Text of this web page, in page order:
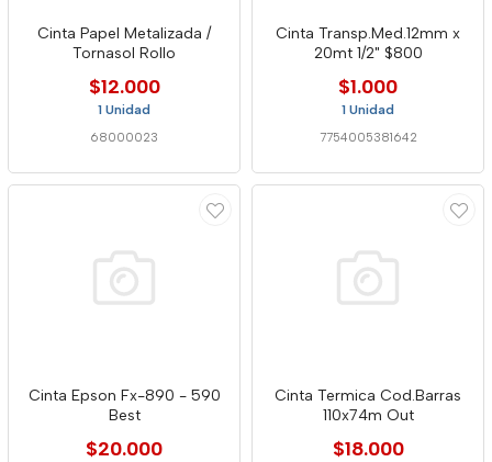
Cinta Papel Metalizada /
Tornasol Rollo
$12.000
1 Unidad
68000023
Cinta Transp.Med.12mm x
20mt 1/2" $800
$1.000
1 Unidad
7754005381642
Cinta Epson Fx-890 - 590
Best
$20.000
Cinta Termica Cod.Barras
110x74m Out
$18.000